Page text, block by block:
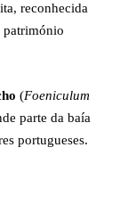
reconhecida
património
(Foeniculum
parte da baía
portugueses.